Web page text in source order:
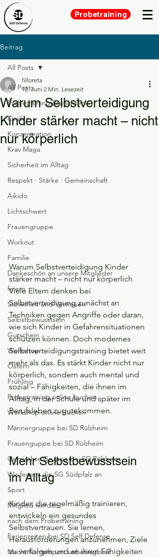
Probetraining
Beitrag
All Posts
Probetraining Erwachsene
Kinder
Konzentration
Krav Maga
Sicherheit im Alltag
Respekt · Stärke · Gemeinschaft
Aikido
Lichtschwert
Frauengruppe
Workout
Familie
Dankeschön an unsere Mitglieder
feiern
Sicherheit und Vertrauen
Selbstbewusstsein
Gutschein
Workshop
Ostern
Frühling
Probetraining online buchen
Workshop online buchen
Männergruppe bei SD Rülzheim
Frauenguppe bei SD Rülzheim
Gemischte Gruppe bei SD Rülzheim
Wir feuern die SG Südpfalz an
Sport
Mitglied werden
nach dem Probetraining
Ferienzeiten bei SD Self Defense
Macht Kampfsport unbesiegbar?
All Posts
Warum Selbstverteidigung
Kinder stärker macht – nicht
nur körperlich
filloreta
12. Juni 2 Min. Lesezeit
Warum Selbstverteidigung Kinder
stärker macht – nicht nur körperlich
Viele Eltern denken bei
Selbstverteidigung zunächst an
Techniken gegen Angriffe oder daran,
wie sich Kinder in Gefahrensituationen
schützen können. Doch modernes
Selbstverteidigungstraining bietet weit
mehr als das. Es stärkt Kinder nicht nur
körperlich, sondern auch mental und
sozial – Fähigkeiten, die ihnen im
Alltag, in der Schule und später im
Berufsleben zugutekommen.
Mehr Selbstbewusstsein
im Alltag
Kinder, die regelmäßig trainieren,
entwickeln ein gesundes
Selbstvertrauen. Sie lernen,
Herausforderungen anzunehmen, Ziele
zu verfolgen und an ihren Fähigkeiten